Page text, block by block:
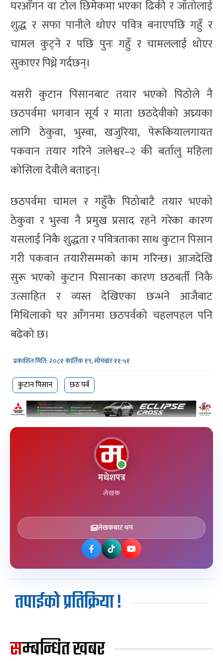
घरआँगन वा टोल छिमेकमा भएका ढिकी र जाँतोलाई
शुद्ध र सफा पानीले धोएर पवित्र बनाएपछि गहुँ र
चामल कुट्ने र पछि पुनः गहुँ र चामललाई धोएर
सुकाएर पिध्ने गर्दछन्।
यसरी कुटान पिसानबाट तयार भएको पिठोले नै
छठपर्वमा भगवान सूर्य र माता छठदेवीको अघ्र्यका
लागि ठेकुवा, भुस्वा, खजुरिया, पेरूकियालगायत
पकवान तयार गरिने जलेश्वर–२ की बर्तालु महिला
कोसिला देवीले बताइन्।
छठपर्वमा चामल र गहुँकै पिठोबाटै तयार भएको
ठेकुवा र भुस्वा नै प्रमुख प्रसाद रहने गरेका कारण
यसलाई निकै शुद्धता र पवित्रताका साथ कुटान पिसान
गरी पकवान तयारीसम्मको काम गरिन्छ। आजदेखि
सुरू भएको कुटान पिसानका कारण छठबर्ती निकै
उत्साहित र व्यस्त देखिएका छन्भने आजैबाट
मिथिलाको घर आँगनमा छठपर्वको चहलपहल पनि
बढेको छ।
प्रकाशित मिति: २०८१ कार्तिक १९, सोमबार ११:५१
कुटान पिसान छठ पर्व
मधेशपत्र
लेखक
लेखकबाट थप
तपाईको प्रतिक्रिया !
सम्बन्धित खबर